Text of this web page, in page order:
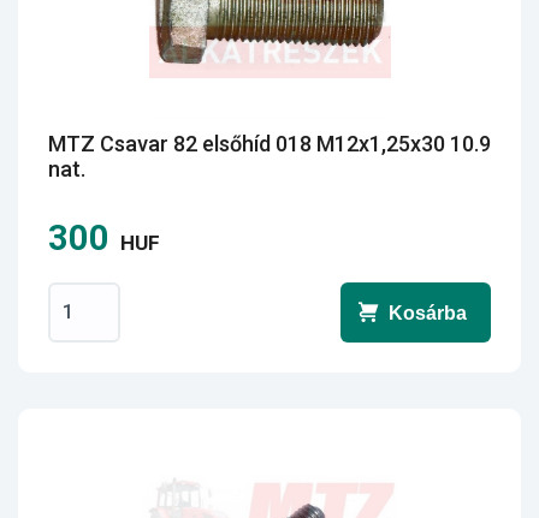
MTZ Csavar 82 elsőhíd 018 M12x1,25x30 10.9
nat.
300 HUF
Kosárba